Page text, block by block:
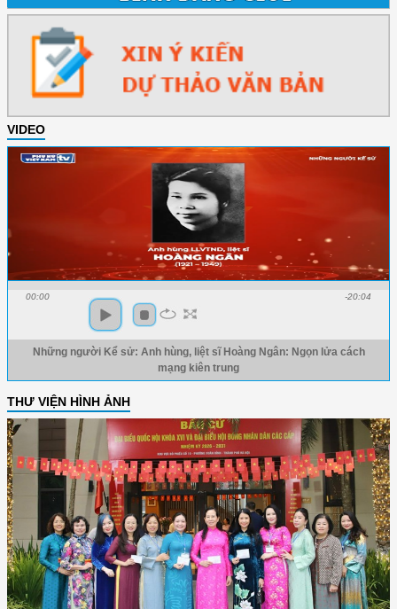
VIDEO
00:00 -20:04
Những người Kể sử: Anh hùng, liệt sĩ Hoàng Ngân: Ngọn lửa cách
mạng kiên trung
THƯ VIỆN HÌNH ẢNH